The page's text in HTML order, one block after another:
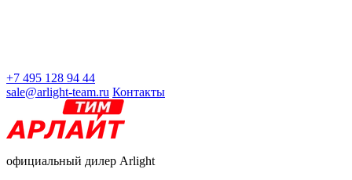
+7 495 128 94 44
sale@arlight-team.ru Контакты
официальный дилер Arlight